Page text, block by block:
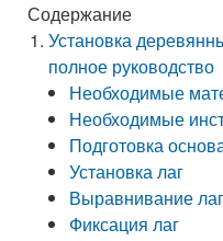
Содержание
Установка
полное руководство
Необходимые
Необходимые
Подготовка
Установка лаг
Выравнивание лаг
Фиксация лаг